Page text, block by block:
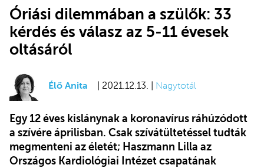
Óriási dilemmában a szülők: 33
kérdés és válasz az 5-11 évesek
oltásáról
Élő Anita | 2021.12.13. | Nagytotál
Egy 12 éves kislánynak a koronavírus ráhúzódott
a szívére áprilisban. Csak szívátültetéssel tudták
megmenteni az életét; Haszmann Lilla az
Országos Kardiológiai Intézet csapatának